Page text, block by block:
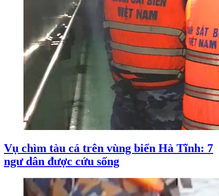
Vụ chìm tàu cá trên vùng biển Hà Tĩnh: 7
ngư dân được cứu sống